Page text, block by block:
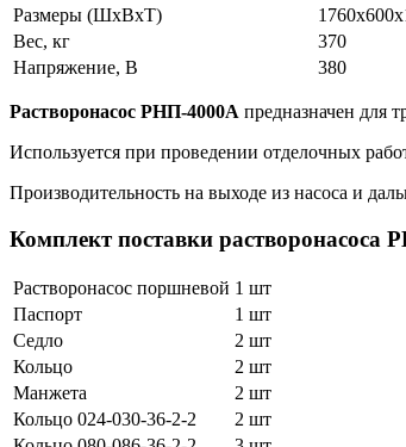
Размеры (ШxВxТ)
Вес, кг
370
Напряжение, В
380
Растворонасос РНП-4000А предназначен для
Используется при проведении отделочных
Производительность на выходе из насоса и
Комплект поставки растворонасоса
Растворонасос поршневой 1 шт
Паспорт
1 шт
Седло
2 шт
Кольцо
2 шт
Манжета
2 шт
Кольцо 024-030-36-2-2
2 шт